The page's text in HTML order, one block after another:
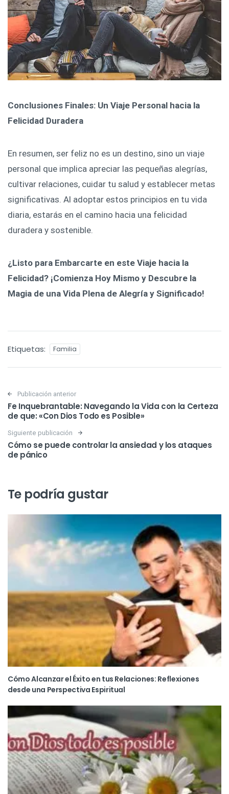
Conclusiones Finales: Un Viaje Personal hacia la
Felicidad Duradera
En resumen, ser feliz no es un destino, sino un viaje
personal que implica apreciar las pequeñas alegrías,
cultivar relaciones, cuidar tu salud y establecer metas
significativas. Al adoptar estos principios en tu vida
diaria, estarás en el camino hacia una felicidad
duradera y sostenible.
¿Listo para Embarcarte en este Viaje hacia la
Felicidad? ¡Comienza Hoy Mismo y Descubre la
Magia de una Vida Plena de Alegría y Significado!
Etiquetas: Familia
Post navigation
Publicación anterior
Fe Inquebrantable: Navegando la Vida con la Certeza
de que: «Con Dios Todo es Posible»
Siguiente publicación
Cómo se puede controlar la ansiedad y los ataques
de pánico
Te podría gustar
Cómo Alcanzar el Éxito en tus Relaciones: Reflexiones
desde una Perspectiva Espiritual